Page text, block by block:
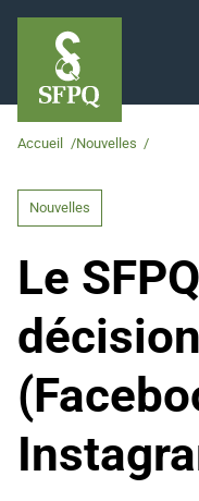
Accueil /Nouvelles /
Nouvelles
Le